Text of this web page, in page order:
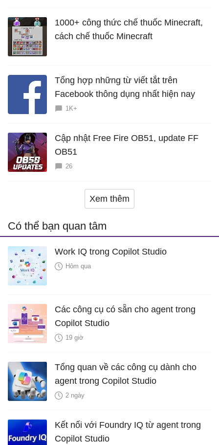
1000+ công thức chế thuốc Minecraft,
cách chế thuốc Minecraft
Tổng hợp những từ viết tắt trên
Facebook thông dụng nhất hiện nay
1K+
Cập nhật Free Fire OB51, update FF
OB51
26
Xem thêm
Có thể bạn quan tâm
Work IQ trong Copilot Studio
Hôm qua
Các công cụ có sẵn cho agent trong
Copilot Studio
19 giờ
Tổng quan về các công cụ dành cho
agent trong Copilot Studio
2 ngày
Kết nối với Foundry IQ từ agent trong
Copilot Studio